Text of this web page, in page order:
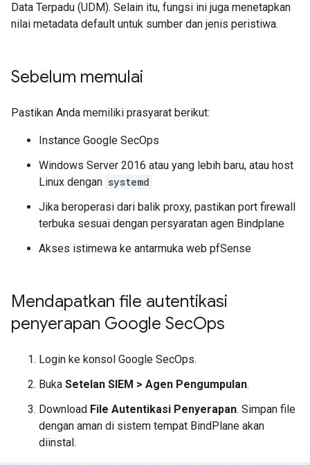
Data Terpadu (UDM). Selain itu, fungsi ini juga menetapkan
nilai metadata default untuk sumber dan jenis peristiwa.
Sebelum memulai
Pastikan Anda memiliki prasyarat berikut:
Instance Google SecOps
Windows Server 2016 atau yang lebih baru, atau host
Linux dengan systemd
Jika beroperasi dari balik proxy, pastikan port firewall
terbuka sesuai dengan persyaratan agen Bindplane
Akses istimewa ke antarmuka web pfSense
Mendapatkan file autentikasi
penyerapan Google SecOps
Login ke konsol Google SecOps.
Buka Setelan SIEM > Agen Pengumpulan.
Download File Autentikasi Penyerapan. Simpan file
dengan aman di sistem tempat BindPlane akan
diinstal.